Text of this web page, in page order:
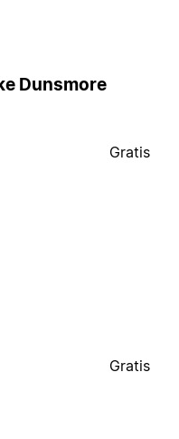
Dunsmore
Gratis
Gratis